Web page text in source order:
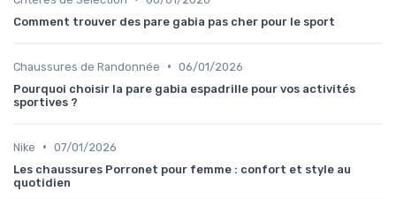
Comment trouver des pare gabia pas cher pour le sport
Chaussures de Randonnée • 06/01/2026
Pourquoi choisir la pare gabia espadrille pour vos activités
sportives ?
Nike • 07/01/2026
Les chaussures Porronet pour femme : confort et style au
quotidien